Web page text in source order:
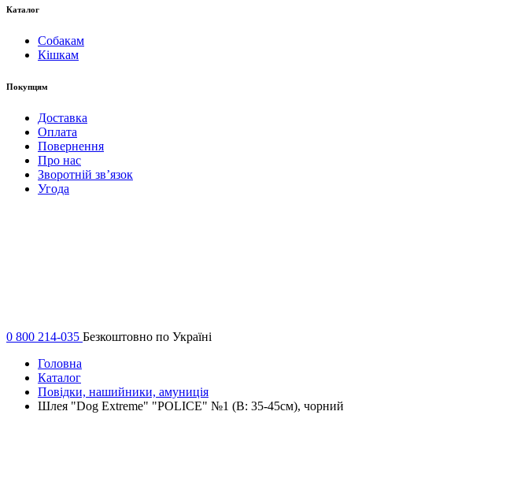
Каталог
Собакам
Кішкам
Покупцям
Доставка
Оплата
Повернення
Про нас
Зворотній зв’язок
Угода
0 800 214-035 Безкоштовно по Україні
Головна
Каталог
Повідки, нашийники, амуниція
Шлея "Dog Extremе" "POLICE" №1 (В: 35-45см), чорний